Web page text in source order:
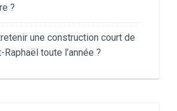
?
une construction court de
toute l’année ?